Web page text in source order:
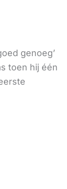
genoeg’
toen hij één